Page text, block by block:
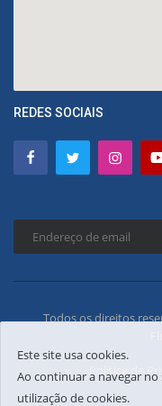
REDES SOCIAIS
Todos os direitos
Política de
Este site usa cookies.
Ao continuar a navegar
utilização de cookies.